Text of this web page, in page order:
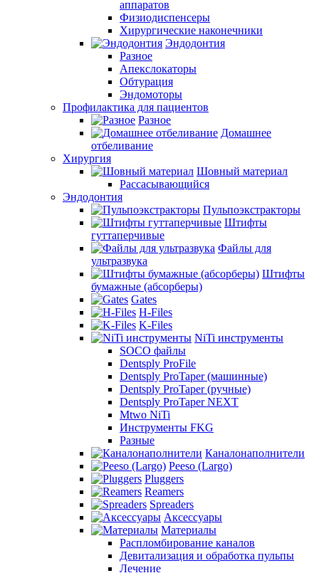
аппаратов
Физиодиспенсеры
Хирургические наконечники
Эндодонтия
Разное
Апекслокаторы
Обтурация
Эндомоторы
Профилактика для пациентов
Разное
Домашнее
отбеливание
Хирургия
Шовный материал
Рассасывающийся
Эндодонтия
Пульпоэкстракторы
Штифты
гуттаперчивые
Файлы для
ультразвука
Штифты
бумажные (абсорберы)
Gates
H-Files
K-Files
NiTi инструменты
SOCO файлы
Dentsply ProFile
Dentsply ProTaper (машинные)
Dentsply ProTaper (ручные)
Dentsply ProTaper NEXT
Mtwo NiTi
Инструменты FKG
Разные
Каналонаполнители
Peeso (Largo)
Pluggers
Reamers
Spreaders
Аксессуары
Материалы
Распломбирование каналов
Девитализация и обработка пульпы
Лечение